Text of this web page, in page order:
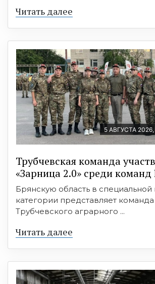
Читать далее
5 АВГУСТА 2026,
Трубчевская команда
«Зарница 2.0» среди
Брянскую область в специальной
категории представляет команда
Трубчевского аграрного ...
Читать далее